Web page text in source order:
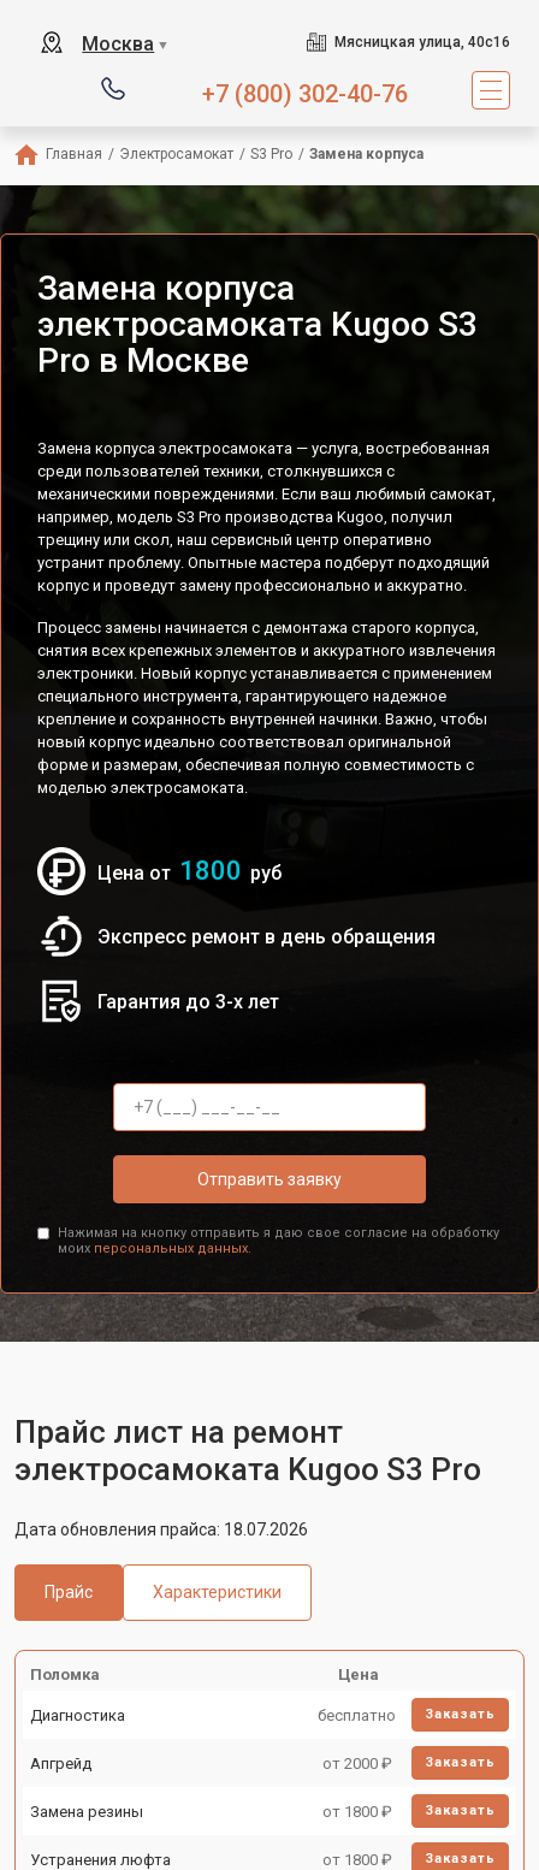
Москва ▼ Мясницкая улица, 40с16
+7 (800) 302-40-76
Главная / Электросамокат / S3 Pro / Замена корпуса
Замена корпуса
электросамоката Kugoo S3
Pro в Москве
Замена корпуса электросамоката — услуга, востребованная
среди пользователей техники, столкнувшихся с
механическими повреждениями. Если ваш любимый самокат,
например, модель S3 Pro производства Kugoo, получил
трещину или скол, наш сервисный центр оперативно
устранит проблему. Опытные мастера подберут подходящий
корпус и проведут замену профессионально и аккуратно.
Процесс замены начинается с демонтажа старого корпуса,
снятия всех крепежных элементов и аккуратного извлечения
электроники. Новый корпус устанавливается с применением
специального инструмента, гарантирующего надежное
крепление и сохранность внутренней начинки. Важно, чтобы
новый корпус идеально соответствовал оригинальной
форме и размерам, обеспечивая полную совместимость с
моделью электросамоката.
Цена от 1800 руб
Экспресс ремонт в день обращения
Гарантия до 3-х лет
Отправить заявку
Нажимая на кнопку отправить я даю свое согласие на обработку
моих персональных данных.
Прайс лист на ремонт
электросамоката Kugoo S3 Pro
Дата обновления прайса: 18.07.2026
Прайс Характеристики
Поломка Цена
Диагностика бесплатно Заказать
Апгрейд от 2000 ₽ Заказать
Замена резины от 1800 ₽ Заказать
Устранения люфта от 1800 ₽ Заказать